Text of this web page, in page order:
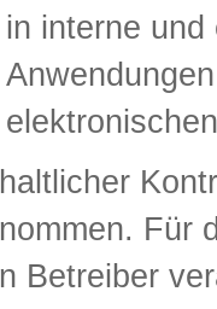
in interne
Für
Betreiber